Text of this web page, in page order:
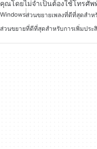
คุณโดยไม่จำเป็นต้องใช้โทรศั
Windowsส่วนขยายเพลงที่ดีที่สุดสำห